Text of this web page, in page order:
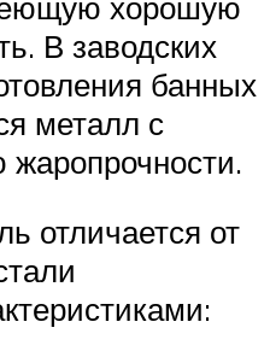
В заводских
банных
металл с
отличается от